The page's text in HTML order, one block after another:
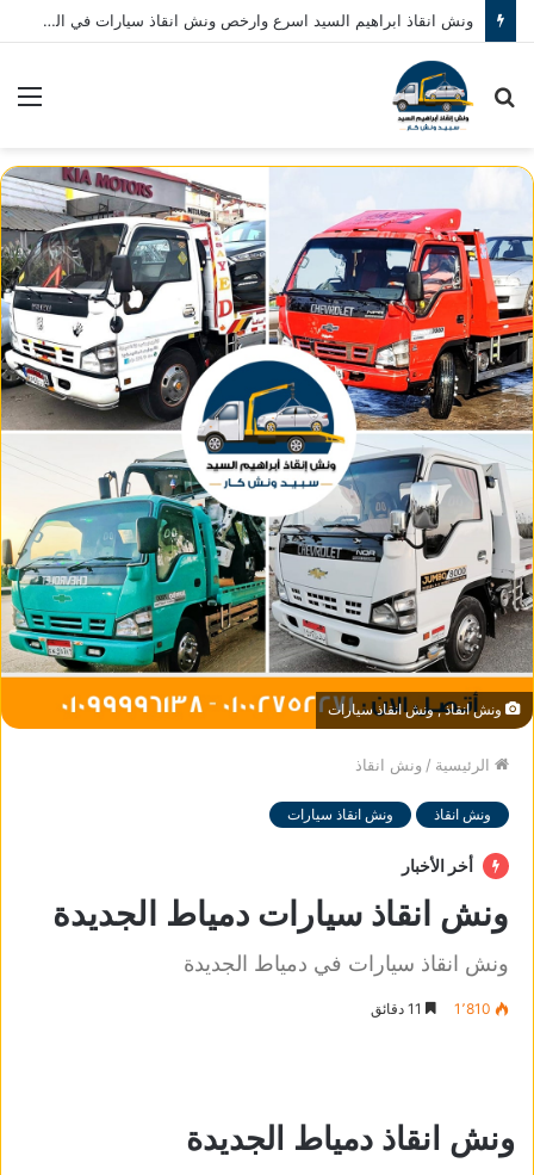
ونش انقاذ ابراهيم السيد اسرع وارخص ونش انقاذ سيارات في المنصورة نصلك في خلال 10 دقائق بحد اقصي اتصل بنا الان 01080793999
بحث
ونش انقاذ , ونش انقاذ سيارات
الرئيسية / ونش انقاذ
ونش انقاذ ونش انقاذ سيارات
أخر الأخبار
ونش انقاذ سيارات دمياط الجديدة
ونش انقاذ سيارات في دمياط الجديدة
1٬810
ونش انقاذ دمياط الجديدة